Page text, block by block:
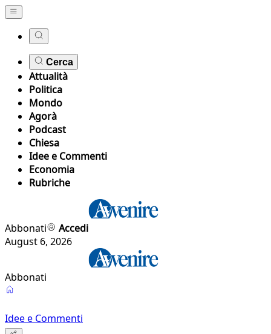
Cerca
Attualità
Politica
Mondo
Agorà
Podcast
Chiesa
Idee e Commenti
Economia
Rubriche
Abbonati
Accedi
August 6, 2026
Abbonati
Idee e Commenti